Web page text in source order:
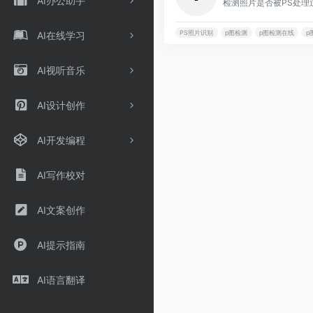
AI在线学习
AI视听音乐
AI设计创作
AI开发编程
AI写作校对
AI文案创作
AI提示指南
AI语言翻译
检测照片是否被PS处理
PS照片识别 p图检测 p图检测在线 p